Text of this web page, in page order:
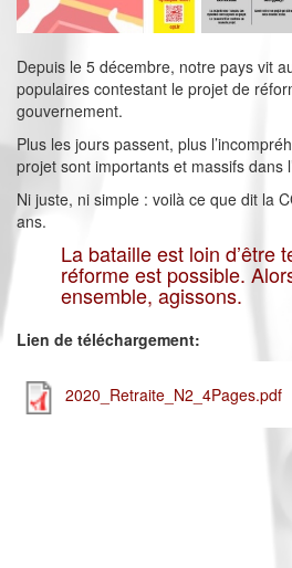
Depuis le 5 décembre, notre pays vit
populaires contestant le projet de
gouvernement.
Plus les jours passent, plus
projet sont importants et massifs dans
Ni juste, ni simple : voilà ce que dit la
ans.
La bataille est loin d’être
réforme est possible.
ensemble, agissons.
Lien de téléchargement:
2020_Retraite_N2_4Pages.pdf